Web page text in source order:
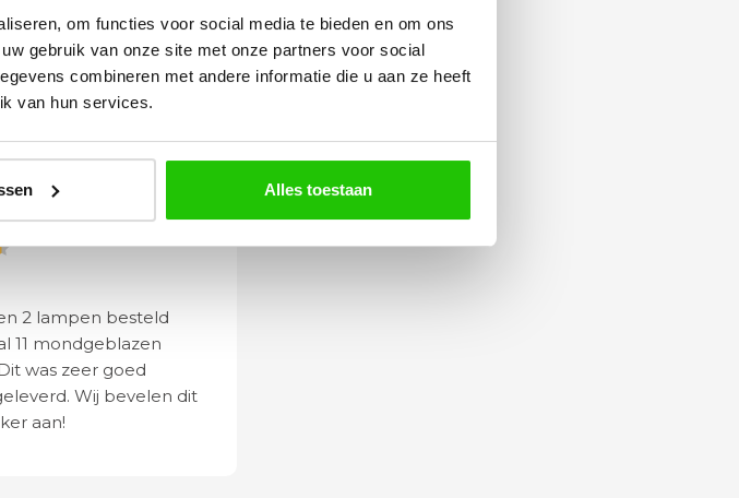
om functies voor social media te bieden en om ons
gebruik van onze site met onze partners voor social
combineren met andere informatie die u aan ze heeft
van hun services.
Alles toestaan
2 lampen besteld
11 mondgeblazen
was zeer goed
Wij bevelen dit
aan!